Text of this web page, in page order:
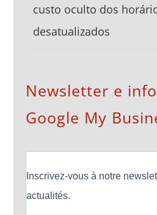
custo oculto dos
desatualizados
Newsletter e
Google My
Inscrivez-vous à notre
actualités.